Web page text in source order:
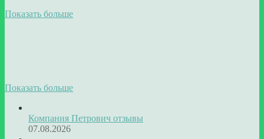
Показать больше
Показать больше
Компания Петрович отзывы
07.08.2026